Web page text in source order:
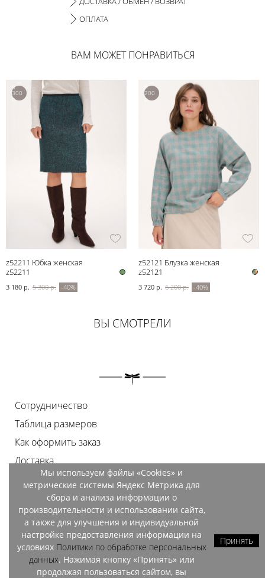
ОПЛАТА
ВАМ МОЖЕТ ПОНРАВИТЬСЯ
5
300
р.
z52211 Юбка женская
z52211
3 180 р. 5 300 р. -40%
6
200
р.
z52121 Блузка женская
z52121
3 720 р. 6 200 р. -40%
ВЫ СМОТРЕЛИ
Сотрудничество
Таблица размеров
Как оформить заказ
Доставка
Оплата
Возврат
Документы
Контакты
Магазины
Мы используем файлы «Cookies» и
метрические системы Яндекс Метрика для
сбора и анализа информации о
производительности и использовании сайта,
а также для улучшения и индивидуальной
настройке предоставления информации на
условиях Политики по обработке персональных
данных. Нажимая кнопку «Принять» или
продолжая пользоваться сайтом, вы
Принять